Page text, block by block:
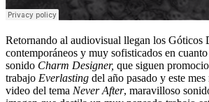
Retornando al audiovisual llegan los Góticos
contemporáneos y muy sofisticados en
sonido Charm Designer, que siguen
trabajo Everlasting del año pasado y este
video del tema Never After, maravilloso